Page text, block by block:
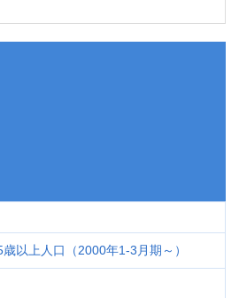
以上人口（2000年1-3月期～）